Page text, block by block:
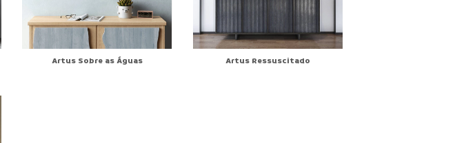
Artus Sobre as Águas Artus Ressuscitado